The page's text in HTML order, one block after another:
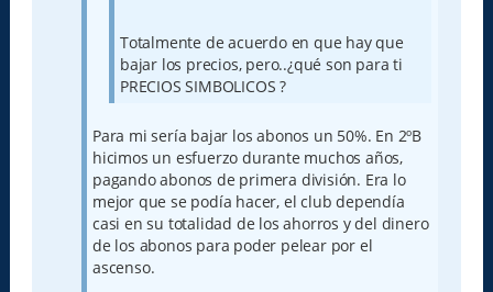
Totalmente de acuerdo en que hay que
bajar los precios, pero..¿qué son para ti
PRECIOS SIMBOLICOS ?
Para mi sería bajar los abonos un 50%. En 2ºB
hicimos un esfuerzo durante muchos años,
pagando abonos de primera división. Era lo
mejor que se podía hacer, el club dependía
casi en su totalidad de los ahorros y del dinero
de los abonos para poder pelear por el
ascenso.